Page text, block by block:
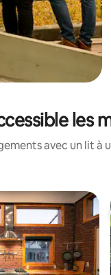
les
avec un lit à